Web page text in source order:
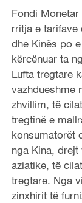
Fondi
rritja e tarifave
dhe Kinës po
kërcënuar ta
Lufta tregtare
vazhdueshme
zhvillim, të
tregtinë e
konsumatorët
nga Kina,
aziatike, të
tregtare. Nga
zinxhirit të